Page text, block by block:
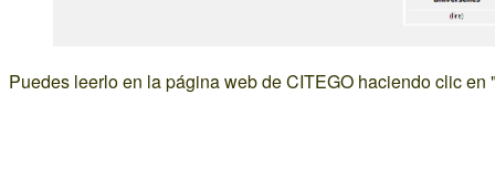
Puedes leerlo en la página web de CITEGO haciendo clic en